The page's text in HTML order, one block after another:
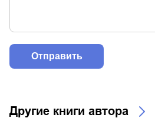
Другие книги автора